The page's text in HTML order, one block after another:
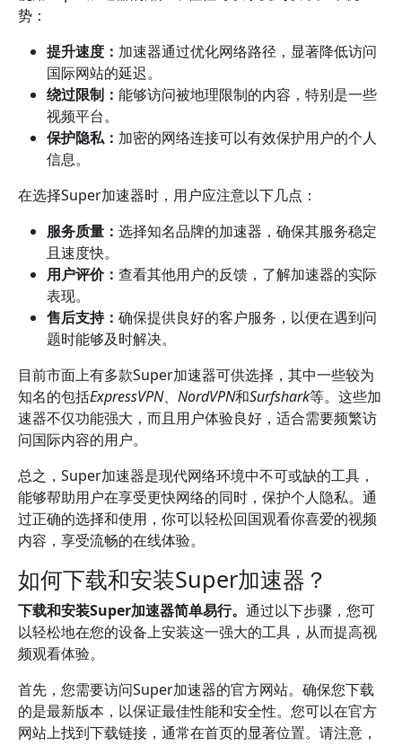
势：
提升速度： 加速器通过优化网络路径，显著降低访问
国际网站的延迟。
绕过限制： 能够访问被地理限制的内容，特别是一些
视频平台。
保护隐私： 加密的网络连接可以有效保护用户的个人
信息。
在选择Super加速器时，用户应注意以下几点：
服务质量： 选择知名品牌的加速器，确保其服务稳定
且速度快。
用户评价： 查看其他用户的反馈，了解加速器的实际
表现。
售后支持： 确保提供良好的客户服务，以便在遇到问
题时能够及时解决。
目前市面上有多款Super加速器可供选择，其中一些较为
知名的包括ExpressVPN、 NordVPN和Surfshark等。这些加
速器不仅功能强大，而且用户体验良好，适合需要频繁访
问国际内容的用户。
总之，Super加速器是现代网络环境中不可或缺的工具，
能够帮助用户在享受更快网络的同时，保护个人隐私。通
过正确的选择和使用，你可以轻松回国观看你喜爱的视频
内容，享受流畅的在线体验。
如何下载和安装Super加速器？
下载和安装Super加速器简单易行。 通过以下步骤，您可
以轻松地在您的设备上安装这一强大的工具，从而提高视
频观看体验。
首先，您需要访问Super加速器的官方网站。确保您下载
的是最新版本，以保证最佳性能和安全性。您可以在官方
网站上找到下载链接，通常在首页的显著位置。请注意，